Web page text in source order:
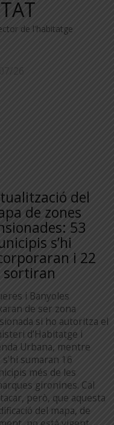
de l'habitatge
07/26
del
de zones
53
s’hi
i 22
sortiran
i Banyoles
de ser zona
si ho autoritza el
d’Habitatge i
Urbana, mentre
s’hi sumaran 16
més de les
gironines. Cal
però, que aquesta
del mapa, de